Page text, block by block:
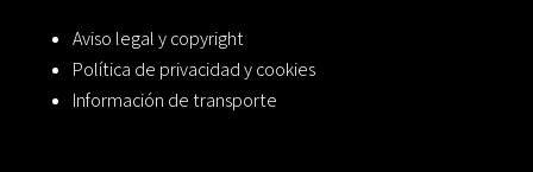
Aviso legal y copyright
Política de privacidad y cookies
Información de transporte